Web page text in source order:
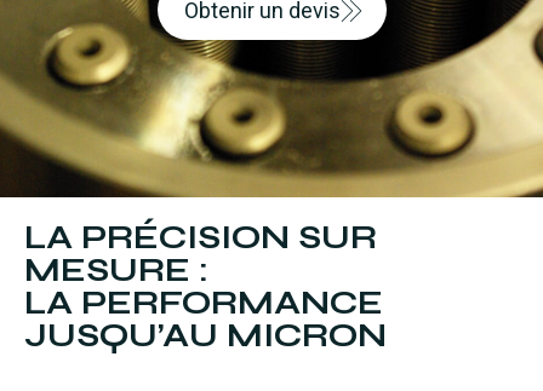
Obtenir un devis
LA PRÉCISION SUR
MESURE :
LA PERFORMANCE
JUSQU’AU MICRON